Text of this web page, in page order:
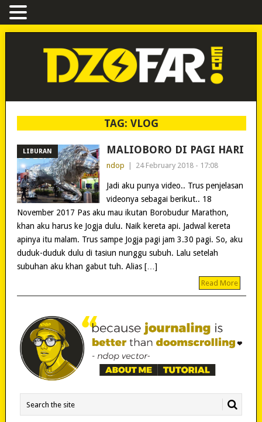
TAG:VLOG
LIBURAN MALIOBORO DI PAGI HARI
ndop 24 February 2018 - 17:08
Jadi aku punya video.. Trus penjelasan
videonya sebagai berikut.. 18
November 2017 Pas aku mau ikutan Borobudur Marathon,
khan aku harus ke Jogja dulu. Naik kereta api. Jadwal kereta
apinya itu malam. Trus sampe Jogja pagi jam 3.30 pagi. So, aku
duduk-duduk dulu di tasiun nunggu subuh. Lalu setelah
subuhan aku khan gabut tuh. Alias […]
Read More